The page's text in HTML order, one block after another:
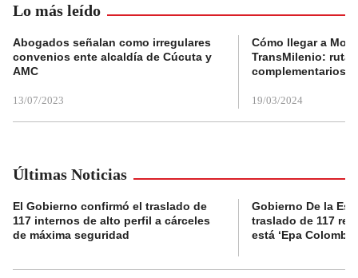
Lo más leído
Abogados señalan como irregulares
convenios ente alcaldía de Cúcuta y
AMC
13/07/2023
Cómo llegar a
TransMilenio:
complementarios
19/03/2024
Últimas Noticias
El Gobierno confirmó el traslado de
117 internos de alto perfil a cárceles
de máxima seguridad
Gobierno De la
traslado de 117
está ‘Epa